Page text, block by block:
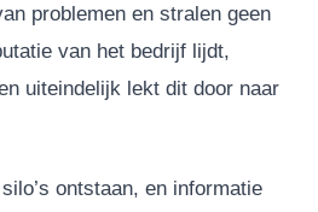
problemen en stralen geen
van het bedrijf lijdt,
uiteindelijk lekt dit door naar
ontstaan, en informatie